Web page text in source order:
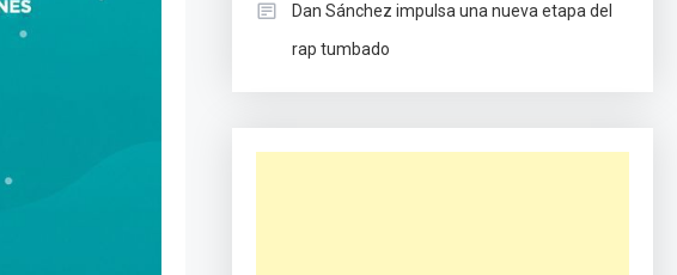
Dan Sánchez impulsa una nueva etapa del
rap tumbado